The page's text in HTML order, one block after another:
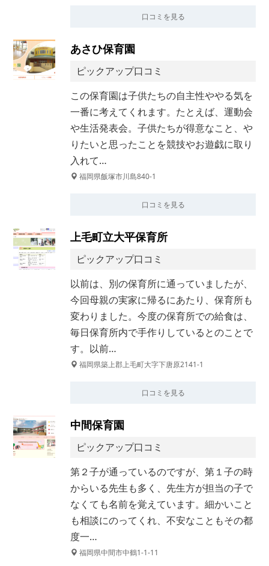
口コミを見る
あさひ保育園
ピックアップ口コミ
この保育園は子供たちの自主性ややる気を
一番に考えてくれます。たとえば、運動会
や生活発表会。子供たちが得意なこと、や
りたいと思ったことを競技やお遊戯に取り
入れて…
福岡県飯塚市川島840-1
口コミを見る
上毛町立大平保育所
ピックアップ口コミ
以前は、別の保育所に通っていましたが、
今回母親の実家に帰るにあたり、保育所も
変わりました。今度の保育所での給食は、
毎日保育所内で手作りしているとのことで
す。以前…
福岡県築上郡上毛町大字下唐原2141-1
口コミを見る
中間保育園
ピックアップ口コミ
第２子が通っているのですが、第１子の時
からいる先生も多く、先生方が担当の子で
なくても名前を覚えています。細かいこと
も相談にのってくれ、不安なこともその都
度一…
福岡県中間市中鶴1-1-11